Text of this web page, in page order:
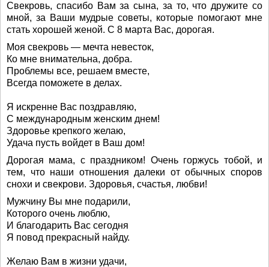
Свекровь, спасибо Вам за сына, за то, что дружите со
мной, за Ваши мудрые советы, которые помогают мне
стать хорошей женой. С 8 марта Вас, дорогая.
Моя свекровь — мечта невесток,
Ко мне внимательна, добра.
Проблемы все, решаем вместе,
Всегда поможете в делах.
Я искренне Вас поздравляю,
С международным женским днем!
Здоровье крепкого желаю,
Удача пусть войдет в Ваш дом!
Дорогая мама, с праздником! Очень горжусь тобой, и
тем, что наши отношения далеки от обычных споров
снохи и свекрови. Здоровья, счастья, любви!
Мужчину Вы мне подарили,
Которого очень люблю,
И благодарить Вас сегодня
Я повод прекрасный найду.
Желаю Вам в жизни удачи,